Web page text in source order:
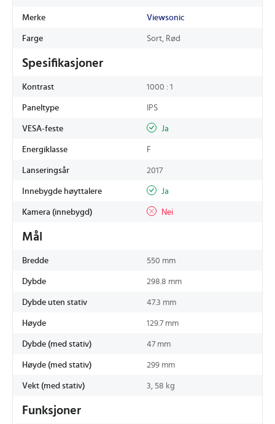
Merke Viewsonic
Farge Sort, Rød
Spesifikasjoner
Kontrast 1000 : 1
Paneltype IPS
VESA-feste Ja
Energiklasse F
Lanseringsår 2017
Innebygde høyttalere Ja
Kamera (innebygd) Nei
Mål
Bredde 550 mm
Dybde 298.8 mm
Dybde uten stativ 47.3 mm
Høyde 129.7 mm
Dybde (med stativ) 47 mm
Høyde (med stativ) 299 mm
Vekt (med stativ) 3, 58 kg
Funksjoner